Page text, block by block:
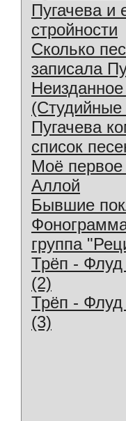
Пугачева и
стройности
Сколько
записала
(Студийные
Пугачева
список
Моё первое
Аллой
Бывшие
группа
Трёп -
(2)
Трёп -
(3)